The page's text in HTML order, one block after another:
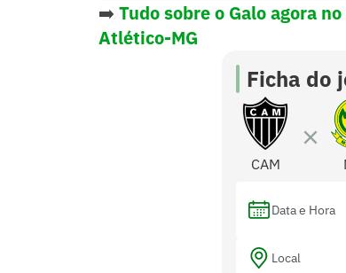
➡️ Tudo sobre o Galo agora
Atlético-MG
Ficha do
CAM
Data e Hora
Local